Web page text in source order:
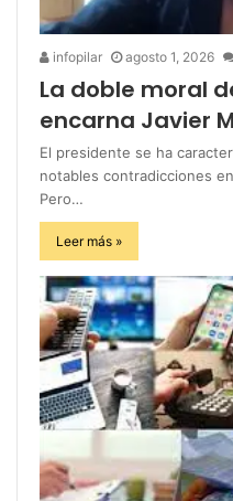
infopilar agosto 1, 2026
La doble moral
encarna Javier
El presidente se ha
notables contradicciones
Pero…
Leer más »